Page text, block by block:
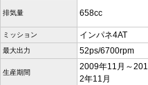
排気量 658cc
ミッション インパネ4AT
最大出力 52ps/6700rpm
生産期間
2009年11月～201
2年11月